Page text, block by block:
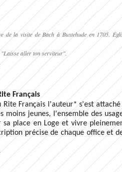
de la visite de Bach à Buxtehude en 1705.
aller ton serviteur".
Français
Français l'auteur* s'est attaché
moins jeunes, l'ensemble des
sa place en Loge et vivre
précise de chaque office et